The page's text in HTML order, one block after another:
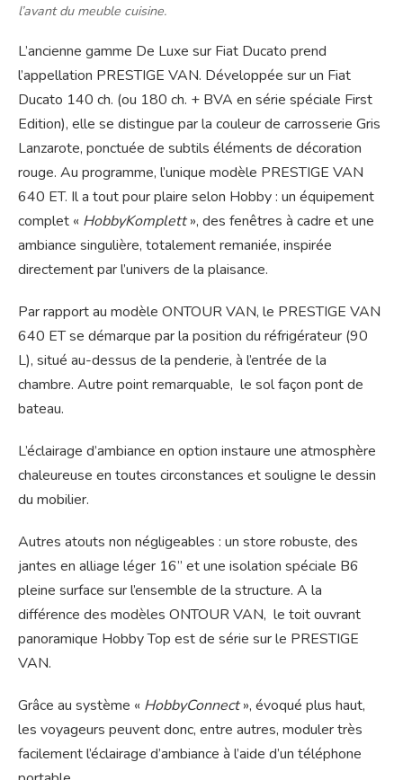
l’avant du meuble cuisine.
L’ancienne gamme De Luxe sur Fiat Ducato prend
l’appellation PRESTIGE VAN. Développée sur un Fiat
Ducato 140 ch. (ou 180 ch. + BVA en série spéciale First
Edition), elle se distingue par la couleur de carrosserie Gris
Lanzarote, ponctuée de subtils éléments de décoration
rouge. Au programme, l’unique modèle PRESTIGE VAN
640 ET. Il a tout pour plaire selon Hobby : un équipement
complet « HobbyKomplett», des fenêtres à cadre et une
ambiance singulière, totalement remaniée, inspirée
directement par l’univers de la plaisance.
Par rapport au modèle ONTOUR VAN, le PRESTIGE VAN
640 ET se démarque par la position du réfrigérateur (90
L), situé au-dessus de la penderie, à l’entrée de la
chambre. Autre point remarquable, le sol façon pont de
bateau.
L’éclairage d’ambiance en option instaure une atmosphère
chaleureuse en toutes circonstances et souligne le dessin
du mobilier.
Autres atouts non négligeables : un store robuste, des
jantes en alliage léger 16’’ et une isolation spéciale B6
pleine surface sur l’ensemble de la structure. A la
différence des modèles ONTOUR VAN, le toit ouvrant
panoramique Hobby Top est de série sur le PRESTIGE
VAN.
Grâce au système « HobbyConnect», évoqué plus haut,
les voyageurs peuvent donc, entre autres, moduler très
facilement l’éclairage d’ambiance à l’aide d’un téléphone